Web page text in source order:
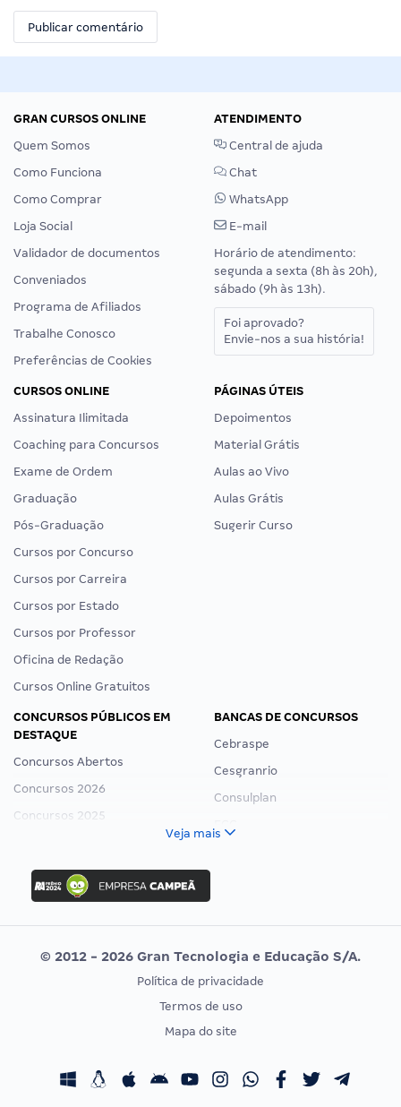
GRAN CURSOS ONLINE
Quem Somos
Como Funciona
Como Comprar
Loja Social
Validador de documentos
Conveniados
Programa de Afiliados
Trabalhe Conosco
Preferências de Cookies
ATENDIMENTO
Central de ajuda
Chat
WhatsApp
E-mail
Horário de atendimento:
segunda a sexta (8h às 20h),
sábado (9h às 13h).
Foi aprovado?
Envie-nos a sua história!
CURSOS ONLINE
Assinatura Ilimitada
Coaching para Concursos
Exame de Ordem
Graduação
Pós-Graduação
Cursos por Concurso
Cursos por Carreira
Cursos por Estado
Cursos por Professor
Oficina de Redação
Cursos Online Gratuitos
PÁGINAS ÚTEIS
Depoimentos
Material Grátis
Aulas ao Vivo
Aulas Grátis
Sugerir Curso
CONCURSOS PÚBLICOS EM
DESTAQUE
Concursos Abertos
Concursos 2026
Concursos 2025
Concurso Nacional Unificado
Concurso Ibama
Concurso MPU
Editais publicados
BANCAS DE CONCURSOS
Cebraspe
Cesgranrio
Consulplan
Vunesp
CONCURSOS POR PROFISSÃO
Concursos Fiscais
EXAME DE ORDEM
Calendário OAB
Veja mais
© 2012 - 2026 Gran Tecnologia e Educação S/A.
Política de privacidade
Termos de uso
Mapa do site